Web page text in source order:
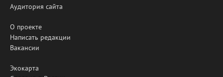
Аудитория сайта
О проекте
Написать редакции
Вакансии
Экокарта